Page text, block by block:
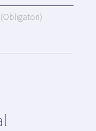
(Obligatori)